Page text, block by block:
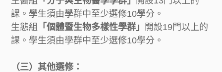
課。學生須由學群中至少選修10學分。
生態組
「個體暨生物多樣性學群」
開設19門以上的
課。學生須由學群中至少選修10學分。
（三）其他選修：